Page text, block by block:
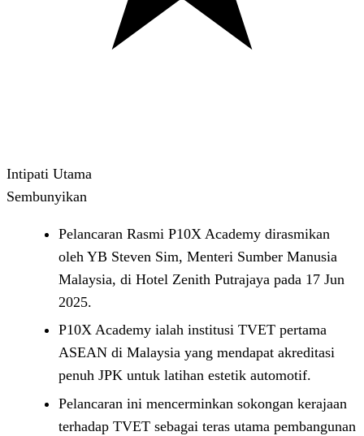
Intipati Utama
Sembunyikan
Pelancaran Rasmi P10X Academy dirasmikan
oleh YB Steven Sim, Menteri Sumber Manusia
Malaysia, di Hotel Zenith Putrajaya pada 17 Jun
2025.
P10X Academy ialah institusi TVET pertama
ASEAN di Malaysia yang mendapat akreditasi
penuh JPK untuk latihan estetik automotif.
Pelancaran ini mencerminkan sokongan kerajaan
terhadap TVET sebagai teras utama pembangunan